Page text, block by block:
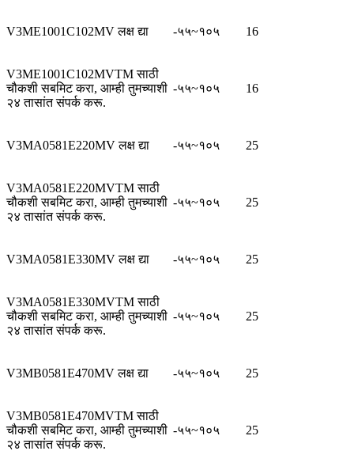
V3ME1001C102MV लक्ष द्या -५५~१०५ 16
V3ME1001C102MVTM साठी
चौकशी सबमिट करा, आम्ही तुमच्याशी
२४ तासांत संपर्क करू.
-५५~१०५ 16
V3MA0581E220MV लक्ष द्या -५५~१०५ 25
V3MA0581E220MVTM साठी
चौकशी सबमिट करा, आम्ही तुमच्याशी
२४ तासांत संपर्क करू.
-५५~१०५ 25
V3MA0581E330MV लक्ष द्या -५५~१०५ 25
V3MA0581E330MVTM साठी
चौकशी सबमिट करा, आम्ही तुमच्याशी
२४ तासांत संपर्क करू.
-५५~१०५ 25
V3MB0581E470MV लक्ष द्या -५५~१०५ 25
V3MB0581E470MVTM साठी
चौकशी सबमिट करा, आम्ही तुमच्याशी
२४ तासांत संपर्क करू.
-५५~१०५ 25